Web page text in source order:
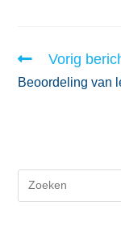
Vorig
Beoordeling van